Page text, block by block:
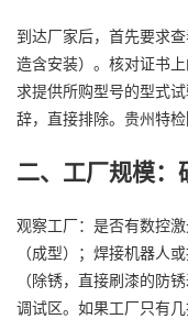
到达厂家后，首先要求
造含安装）。核对证书
求提供所购型号的型式
辞，直接排除。贵州特
二、工厂规模：
观察工厂：是否有数控
（成型）；焊接机器人
（除锈，直接刷漆的防
调试区。如果工厂只有